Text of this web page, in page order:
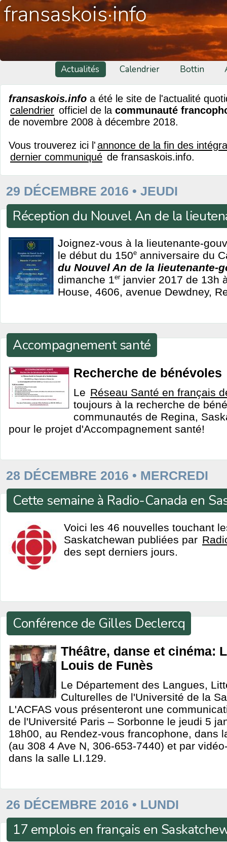
fransaskois·info
Actualités Calendrier Bottin
fransaskois.info a été le site de l'actualité
calendrier officiel de la communauté
de novembre 2008 à décembre 2018.
Vous trouverez ici l'annonce de la fin des
dernier communiqué de fransaskois.info.
29 DÉCEMBRE 2016 • JEUDI
Réception du Nouvel An de la
Joignez-vous à la lieutenante-
le début du 150e anniversaire du
du Nouvel An de la lieutenante-
dimanche 1erjanvier 2017 de 13h
House, 4606, avenue Dewdney,
Accompagnement santé
Recherche de bénévoles
Le Réseau Santé en français
toujours à la recherche de
communautés de Regina,
pour le projet d'Accompagnement santé!
28 DÉCEMBRE 2016 • MERCREDI
Cette semaine à Radio-Canada en
Voici les 46 nouvelles touchant
Saskatchewan publiées par
des sept derniers jours.
Conférence de Gilles Declercq
Théâtre, danse et cinéma:
Louis de Funès
Le Département des Langues,
Culturelles de l'Université de la
L'ACFAS vous présenteront une
de l'Université Paris – Sorbonne le jeudi 5
18h00, au Rendez-vous francophone, dans
(au 308 4 Ave N, 306-653-7440) et par
dans la salle LI.129.
26 DÉCEMBRE 2016 • LUNDI
17 emplois en français en